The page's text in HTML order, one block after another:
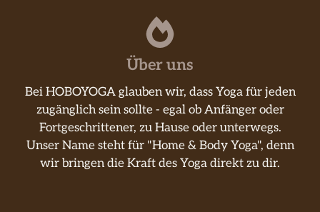
Über uns
Bei HOBOYOGA glauben wir, dass Yoga für jeden
zugänglich sein sollte - egal ob Anfänger oder
Fortgeschrittener, zu Hause oder unterwegs.
Unser Name steht für "Home & Body Yoga", denn
wir bringen die Kraft des Yoga direkt zu dir.